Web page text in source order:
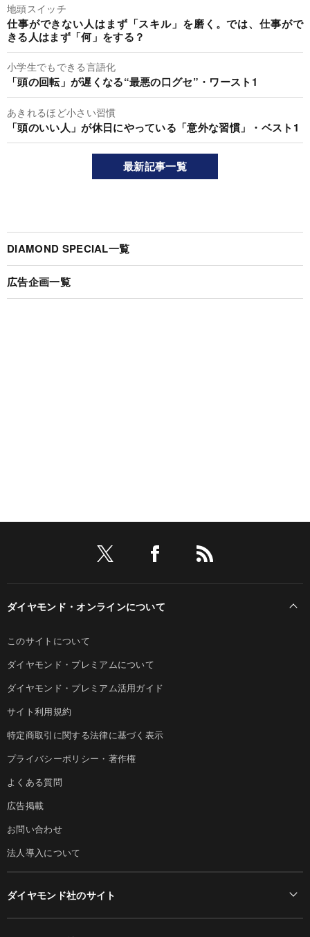
地頭スイッチ
仕事ができない人はまず「スキル」を磨く。では、仕事がで
きる人はまず「何」をする？
小学生でもできる言語化
「頭の回転」が遅くなる“最悪の口グセ”・ワースト1
あきれるほど小さい習慣
「頭のいい人」が休日にやっている「意外な習慣」・ベスト1
最新記事一覧
DIAMOND SPECIAL一覧
広告企画一覧
ダイヤモンド・オンラインについて
このサイトについて
ダイヤモンド・プレミアムについて
ダイヤモンド・プレミアム活用ガイド
サイト利用規約
特定商取引に関する法律に基づく表示
プライバシーポリシー・著作権
よくある質問
広告掲載
お問い合わせ
法人導入について
ダイヤモンド社のサイト